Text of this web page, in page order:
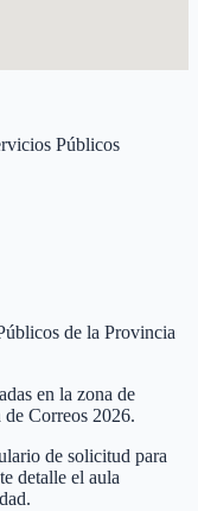
Públicos
de la Provincia
en la zona de
Correos 2026.
de solicitud para
detalle el aula